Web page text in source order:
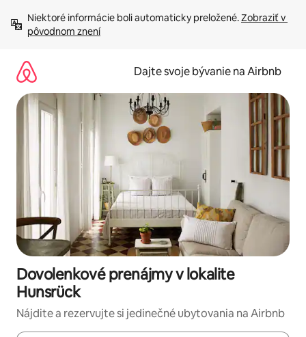
obsah.
Niektoré informácie boli automaticky preložené. Zobraziť v
pôvodnom znení
Dajte svoje bývanie na Airbnb
Dovolenkové prenájmy v lokalite
Hunsrück
Nájdite a rezervujte si jedinečné ubytovania na Airbnb